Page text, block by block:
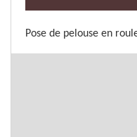
Pose de pelouse en